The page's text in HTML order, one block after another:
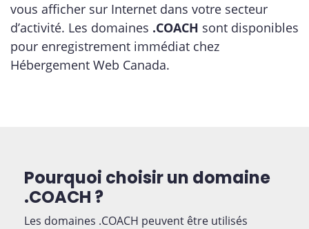
vous afficher sur Internet dans votre secteur
d’activité. Les domaines .COACH sont disponibles
pour enregistrement immédiat chez
Hébergement Web Canada.
Pourquoi choisir un domaine
.COACH ?
Les domaines .COACH peuvent être utilisés